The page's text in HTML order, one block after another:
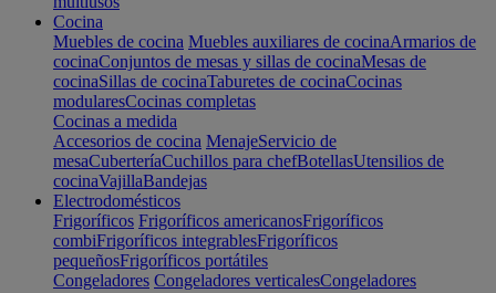
Cocina
Muebles de cocina Muebles auxiliares de cocinaArmarios de
cocinaConjuntos de mesas y sillas de cocinaMesas de
cocinaSillas de cocinaTaburetes de cocinaCocinas
modularesCocinas completas
Cocinas a medida
Accesorios de cocina MenajeServicio de
mesaCuberteríaCuchillos para chefBotellasUtensilios de
cocinaVajillaBandejas
Electrodomésticos
Frigoríficos Frigoríficos americanosFrigoríficos
combiFrigoríficos integrablesFrigoríficos
pequeñosFrigoríficos portátiles
Congeladores Congeladores verticalesCongeladores